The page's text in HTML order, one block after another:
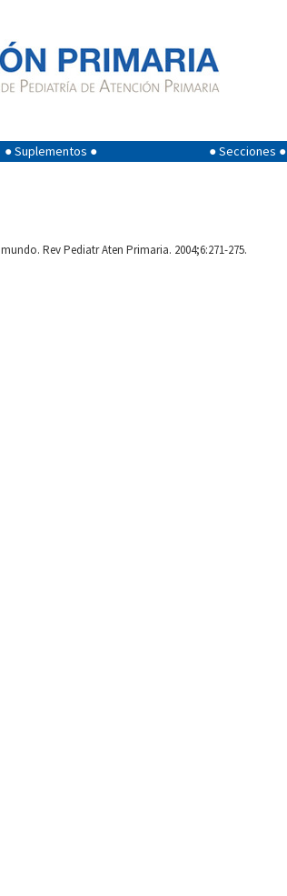
● Suplementos ● ● Secciones ●
Rev Pediatr Aten Primaria. 2004;6:271-275.